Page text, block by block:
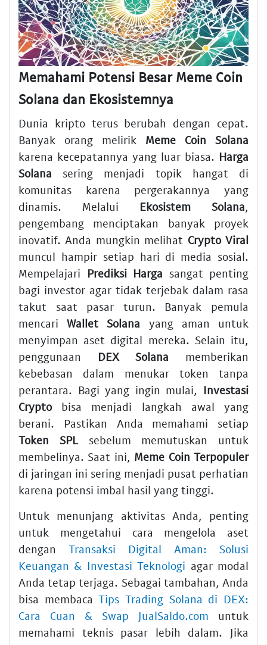
Memahami Potensi Besar Meme Coin
Solana dan Ekosistemnya
Dunia kripto terus berubah dengan cepat.
Banyak orang melirik Meme Coin Solana
karena kecepatannya yang luar biasa. Harga
Solana sering menjadi topik hangat di
komunitas karena pergerakannya yang
dinamis. Melalui Ekosistem Solana,
pengembang menciptakan banyak proyek
inovatif. Anda mungkin melihat Crypto Viral
muncul hampir setiap hari di media sosial.
Mempelajari
Prediksi Harga sangat penting
bagi investor agar tidak terjebak dalam rasa
takut saat pasar turun. Banyak pemula
mencariWallet Solana yang aman untuk
menyimpan aset digital mereka. Selain itu,
penggunaan
DEX Solana memberikan
kebebasan dalam menukar token tanpa
perantara. Bagi yang ingin mulai, Investasi
Cryptobisa menjadi langkah awal yang
berani. Pastikan Anda memahami setiap
Token SPLsebelum memutuskan untuk
membelinya. Saat ini, Meme Coin Terpopuler
di jaringan ini sering menjadi pusat perhatian
karena potensi imbal hasil yang tinggi.
Untuk menunjang aktivitas Anda, penting
untuk mengetahui cara mengelola aset
dengan Transaksi Digital Aman: Solusi
Keuangan & Investasi Teknologi agar modal
Anda tetap terjaga. Sebagai tambahan, Anda
bisa membacaTips Trading Solana di DEX:
Cara Cuan & Swap JualSaldo.com untuk
memahami teknis pasar lebih dalam. Jika